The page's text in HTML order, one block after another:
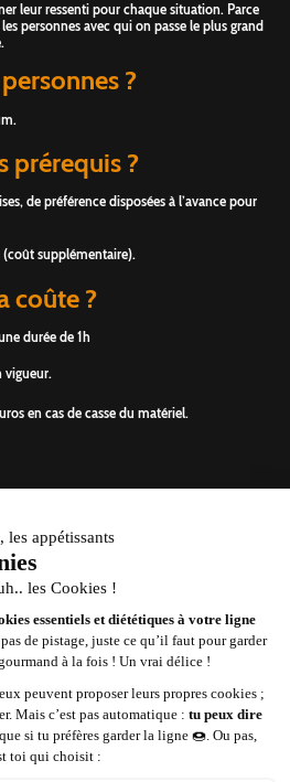
leur ressenti pour chaque situation. Parce
personnes avec qui on passe le plus grand
?
prérequis ?
de préférence disposées à l’avance pour
supplémentaire).
coûte ?
durée de 1h
vigueur.
en cas de casse du matériel.
« PRO-FEEL » est une création
protégée par le droit
Toute reproduction, adaptation ou
non autorisée est strictement interdite.